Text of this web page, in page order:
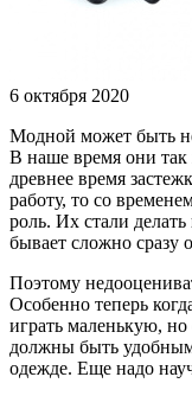
6 октября 2020
Модной может быть
В наше время они
древнее время
работу, то со
роль. Их стали
бывает сложно сразу
Поэтому
Особенно теперь
играть маленькую,
должны быть
одежде. Еще надо